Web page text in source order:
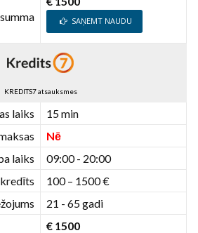
SAŅEMT NAUDU
KREDITS7 atsauksmes
laiks
15 min
Nē
laiks
09:00 - 20:00
100 – 1500 €
21 - 65 gadi
€ 1500